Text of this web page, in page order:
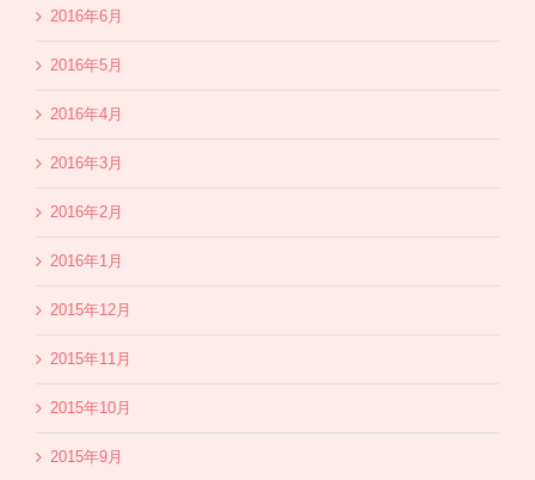
2016年6月
2016年5月
2016年4月
2016年3月
2016年2月
2016年1月
2015年12月
2015年11月
2015年10月
2015年9月